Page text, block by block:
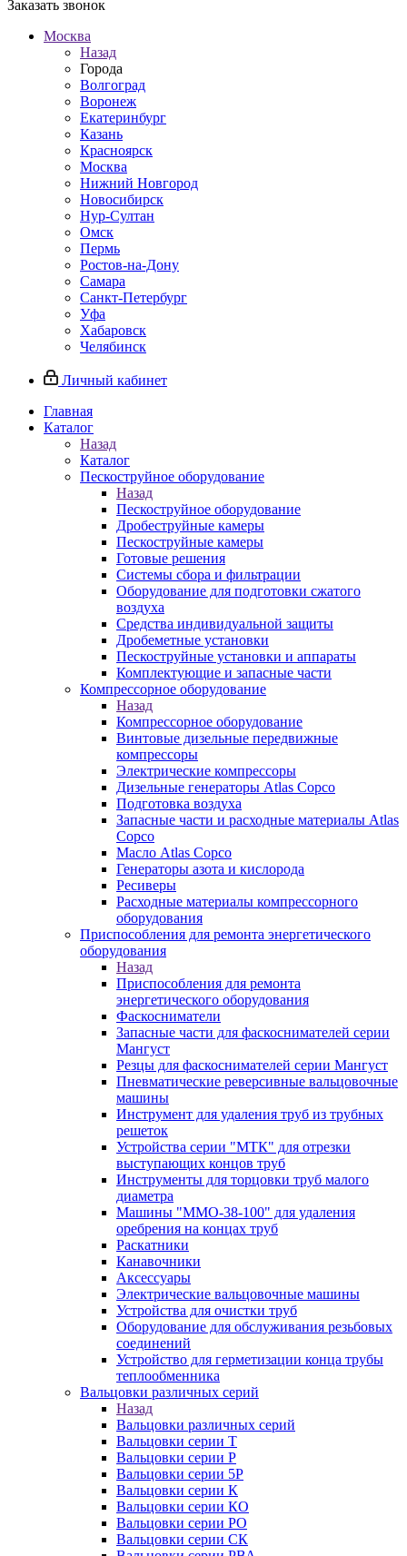
Заказать звонок
Москва
Назад
Города
Волгоград
Воронеж
Екатеринбург
Казань
Красноярск
Москва
Нижний Новгород
Новосибирск
Нур-Султан
Омск
Пермь
Ростов-на-Дону
Самара
Санкт-Петербург
Уфа
Хабаровск
Челябинск
Личный кабинет
Главная
Каталог
Назад
Каталог
Пескоструйное оборудование
Назад
Пескоструйное оборудование
Дробеструйные камеры
Пескоструйные камеры
Готовые решения
Системы сбора и фильтрации
Оборудование для подготовки сжатого
воздуха
Средства индивидуальной защиты
Дробеметные установки
Пескоструйные установки и аппараты
Комплектующие и запасные части
Компрессорное оборудование
Назад
Компрессорное оборудование
Винтовые дизельные передвижные
компрессоры
Электрические компрессоры
Дизельные генераторы Atlas Copco
Подготовка воздуха
Запасные части и расходные материалы Atlas
Copco
Масло Atlas Copco
Генераторы азота и кислорода
Ресиверы
Расходные материалы компрессорного
оборудования
Приспособления для ремонта энергетического
оборудования
Назад
Приспособления для ремонта
энергетического оборудования
Фаскосниматели
Запасные части для фаскоснимателей серии
Мангуст
Резцы для фаскоснимателей серии Мангуст
Пневматические реверсивные вальцовочные
машины
Инструмент для удаления труб из трубных
решеток
Устройства серии "МТК" для отрезки
выступающих концов труб
Инструменты для торцовки труб малого
диаметра
Машины "ММО-38-100" для удаления
оребрения на концах труб
Раскатники
Канавочники
Аксессуары
Электрические вальцовочные машины
Устройства для очистки труб
Оборудование для обслуживания резьбовых
соединений
Устройство для герметизации конца трубы
теплообменника
Вальцовки различных серий
Назад
Вальцовки различных серий
Вальцовки серии Т
Вальцовки серии Р
Вальцовки серии 5Р
Вальцовки серии К
Вальцовки серии КО
Вальцовки серии РО
Вальцовки серии СК